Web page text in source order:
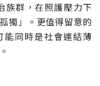
族群，在照護壓力下
獨」。更值得留意的
能同時是社會連結薄